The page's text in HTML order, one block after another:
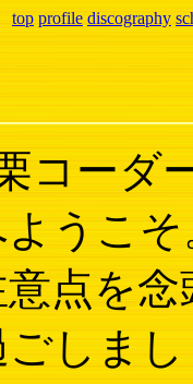
top profile discography
コーダ
うこそ
点を
しま